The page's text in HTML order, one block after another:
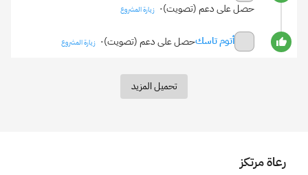
حصل على دعم (تصويت)· زيارة المشروع
أتوم تاسكحصل على دعم (تصويت)· زيارة المشروع
تحميل المزيد
رعاة مرتكز